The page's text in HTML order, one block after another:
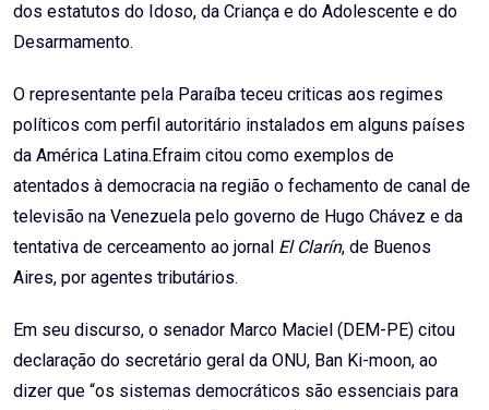
dos estatutos do Idoso, da Criança e do Adolescente e do
Desarmamento.
O representante pela Paraíba teceu criticas aos regimes
políticos com perfil autoritário instalados em alguns países
da América Latina.Efraim citou como exemplos de
atentados à democracia na região o fechamento de canal de
televisão na Venezuela pelo governo de Hugo Chávez e da
tentativa de cerceamento ao jornal El Clarín, de Buenos
Aires, por agentes tributários.
Em seu discurso, o senador Marco Maciel (DEM-PE) citou
declaração do secretário geral da ONU, Ban Ki-moon, ao
dizer que “os sistemas democráticos são essenciais para